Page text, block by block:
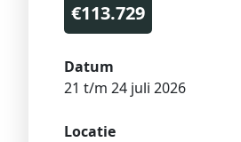
€113.729
Datum
21 t/m 24 juli 2026
Locatie